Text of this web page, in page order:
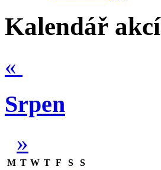
Kalendář akcí
«
Srpen
»
M T W T F S
S